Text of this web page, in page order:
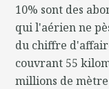
10% sont des
qui l'aérien ne
du chiffre
couvrant 55
millions de